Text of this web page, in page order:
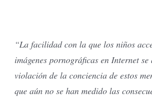
“La facilidad con la que los niños
imágenes pornográficas en Internet se
violación de la conciencia de estos
que aún no se han medido las